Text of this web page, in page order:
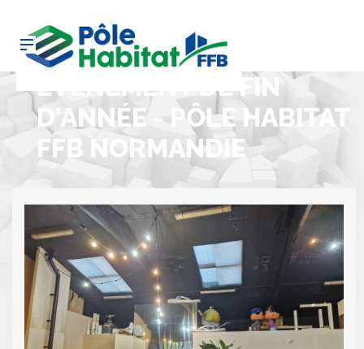
EVÉNEMENT DE FIN
D'ANNÉE - PÔLE HABITAT
FFB NORMANDIE